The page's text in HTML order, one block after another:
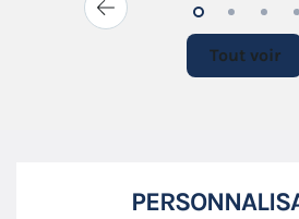
Tout voir